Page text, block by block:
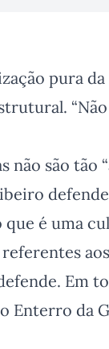
pura da
são tão
é uma
Em
Enterro da